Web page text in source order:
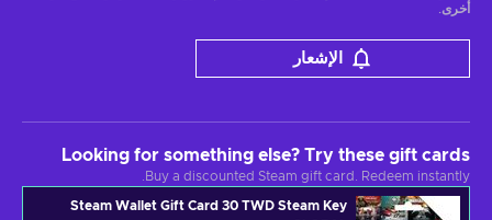
أخرى.
الإشعار
Looking for something else? Try these gift cards
Buy a discounted Steam gift card. Redeem instantly.
Steam Wallet Gift Card 30 TWD Steam Key